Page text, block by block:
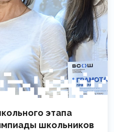
этапа
школьников